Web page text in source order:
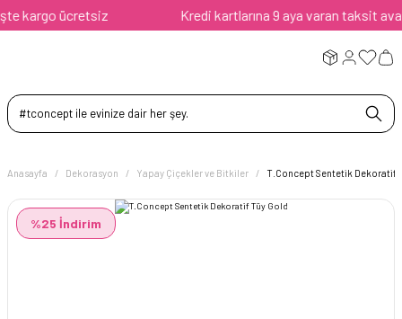
kargo ücretsiz Kredi kartlarına 9 aya varan taksit
Anasayfa Dekorasyon Yapay Çiçekler ve Bitkiler T.Concept Sentetik Dekoratif
%25 İndirim